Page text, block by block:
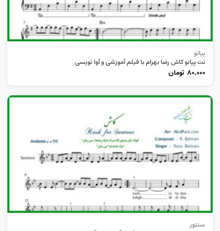
پیانو
نت پیانو کاش رضا بهرام با فیلم آموزشی و آوا نویسی
80,000 تومان
سنتور